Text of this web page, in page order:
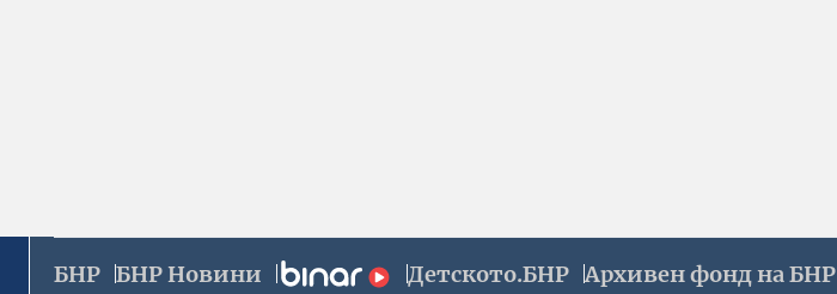
БНР БНР Новини Детското.БНР Архивен фонд на БНР